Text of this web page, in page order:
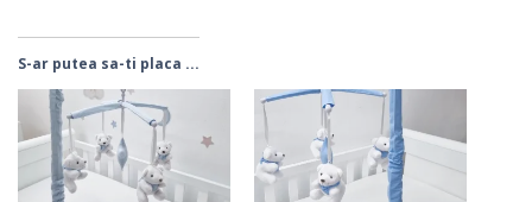
S-ar putea sa-ti placa ...